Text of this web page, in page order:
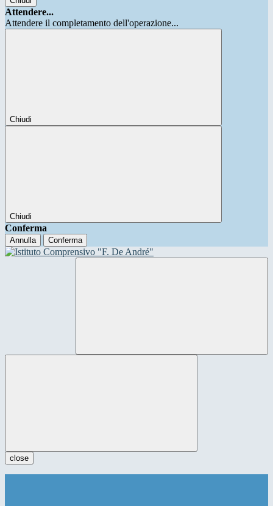
Attendere...
Attendere il completamento dell'operazione...
Chiudi
Chiudi
Conferma
Annulla Conferma
close